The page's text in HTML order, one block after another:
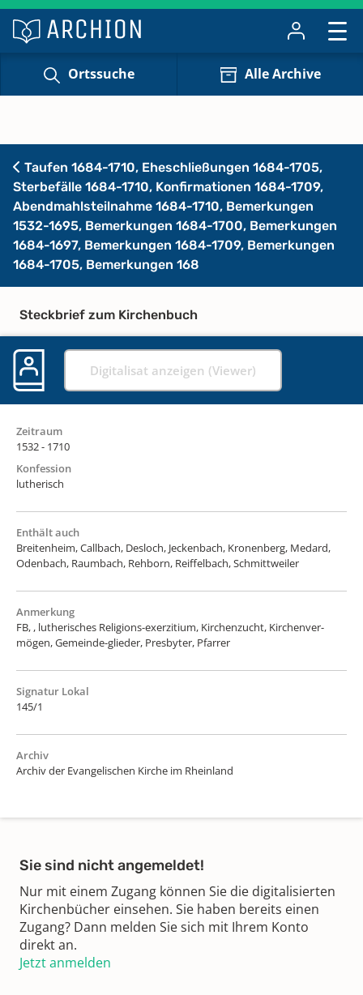
Ortssuche Alle Archive
Taufen 1684-1710, Eheschließungen 1684-1705,
Sterbefälle 1684-1710, Konfirmationen 1684-1709,
Abendmahlsteilnahme 1684-1710, Bemerkungen
1532-1695, Bemerkungen 1684-1700, Bemerkungen
1684-1697, Bemerkungen 1684-1709, Bemerkungen
1684-1705, Bemerkungen 168
Steckbrief zum Kirchenbuch
Digitalisat anzeigen (Viewer)
Zeitraum
1532 - 1710
Konfession
lutherisch
Enthält auch
Breitenheim, Callbach, Desloch, Jeckenbach, Kronenberg, Medard,
Odenbach, Raumbach, Rehborn, Reiffelbach, Schmittweiler
Anmerkung
FB, , lutherisches Religions-exerzitium, Kirchenzucht, Kirchenver-
mögen, Gemeinde-glieder, Presbyter, Pfarrer
Signatur Lokal
145/1
Archiv
Archiv der Evangelischen Kirche im Rheinland
Sie sind nicht angemeldet!
Nur mit einem Zugang können Sie die digitalisierten
Kirchenbücher einsehen. Sie haben bereits einen
Zugang? Dann melden Sie sich mit Ihrem Konto
direkt an.
Jetzt anmelden